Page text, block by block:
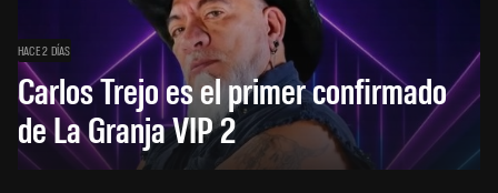
HACE 2 DÍAS
Carlos Trejo es el primer confirmado
de La Granja VIP 2